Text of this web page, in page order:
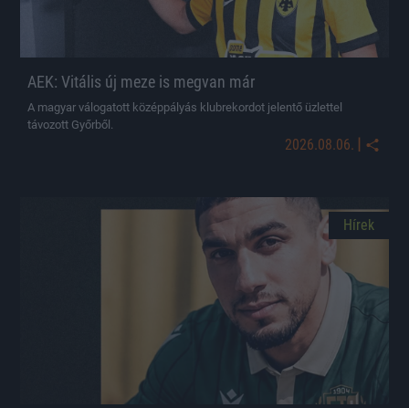
AEK: Vitális új meze is megvan már
A magyar válogatott középpályás klubrekordot jelentő üzlettel
távozott Győrből.
2026.08.06. |
Hírek